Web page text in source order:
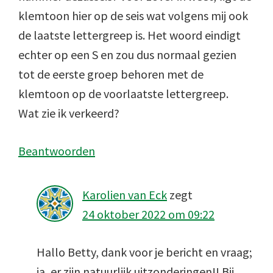
klemtoon hier op de seis wat volgens mij ook
de laatste lettergreep is. Het woord eindigt
echter op een S en zou dus normaal gezien
tot de eerste groep behoren met de
klemtoon op de voorlaatste lettergreep.
Wat zie ik verkeerd?
Beantwoorden
Karolien van Eck zegt
24 oktober 2022 om 09:22
Hallo Betty, dank voor je bericht en vraag;